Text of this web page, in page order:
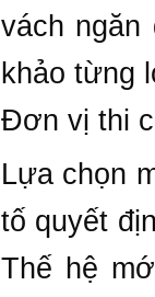
vách ngăn
khảo từng
Đơn vị thi
Lựa chọn
tố quyết
Thế hệ